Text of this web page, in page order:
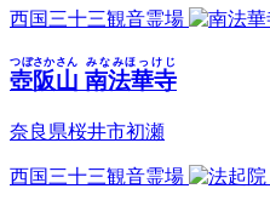
西国三十三観音霊場
壺阪山
つぼさかさん
南法華寺
みなみほっけじ
奈良県桜井市初瀬
西国三十三観音霊場